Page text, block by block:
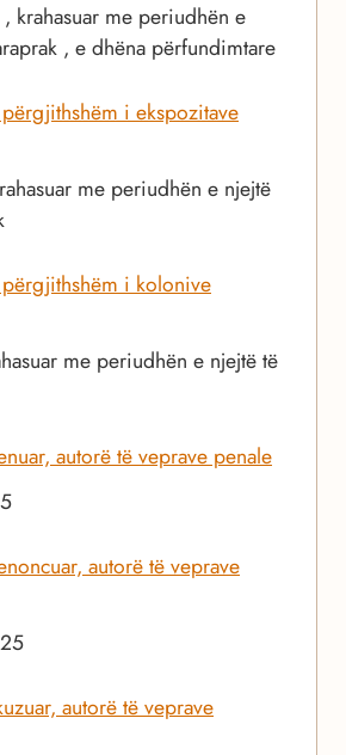
krahasuar me periudhën e
, e dhëna përfundimtare
i ekspozitave
me periudhën e njejtë
i kolonive
me periudhën e njejtë të
autorë të veprave penale
autorë të veprave
autorë të veprave